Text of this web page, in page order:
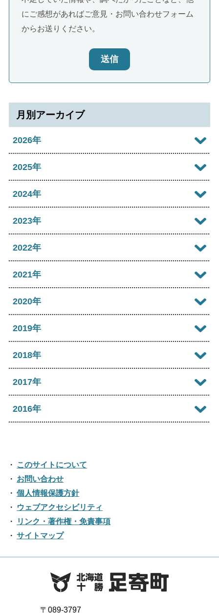
にご感想があればご意見・お問い合わせフォーム
からお送りください。
送信
月別アーカイブ
2026年
2026年08月
2026年06月
2026年04月
2026年03月
2026年02月
2025年
2025年12月
2025年10月
2025年08月
2025年07月
2025年06月
2025年04月
2025年02月
2024年
2024年12月
2024年10月
2024年08月
2024年07月
2024年06月
2024年04月
2024年01月
2023年
2023年12月
2023年10月
2023年08月
2023年07月
2023年06月
2023年04月
2023年02月
2023年01月
2022年
2022年12月
2022年10月
2022年08月
2022年07月
2022年06月
2022年03月
2022年02月
2021年
2021年12月
2021年10月
2021年08月
2021年07月
2021年04月
2021年03月
2021年02月
2021年01月
2020年
2020年12月
2020年10月
2020年08月
2020年05月
2020年04月
2020年03月
2019年
2019年12月
2019年10月
2019年07月
2019年06月
2019年05月
2019年02月
2019年01月
2018年
2018年12月
2018年10月
2018年08月
2018年07月
2018年06月
2018年05月
2018年04月
2018年03月
2017年
2017年12月
2017年08月
2017年07月
2017年06月
2017年05月
2017年04月
2016年
2016年10月
2016年09月
2016年08月
2016年05月
2016年04月
このサイトについて
お問い合わせ
個人情報保護方針
ウェブアクセシビリティ
リンク・著作権・免責事項
サイトマップ
〒089-3797